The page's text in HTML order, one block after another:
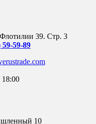
39. Стр. 3
59-59-89
10